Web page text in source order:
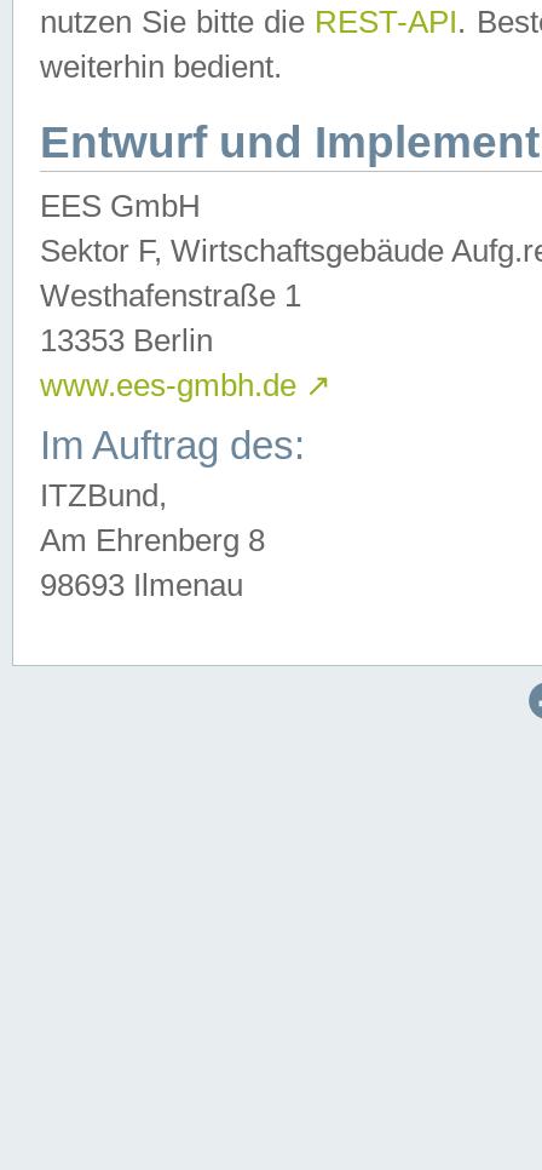
nutzen Sie bitte die REST-API.
weiterhin bedient.
Entwurf und
EES GmbH
Sektor F, Wirtschaftsgebäude
Westhafenstraße 1
13353 Berlin
www.ees-gmbh.de ↗
Im Auftrag des:
ITZBund,
Am Ehrenberg 8
98693 Ilmenau